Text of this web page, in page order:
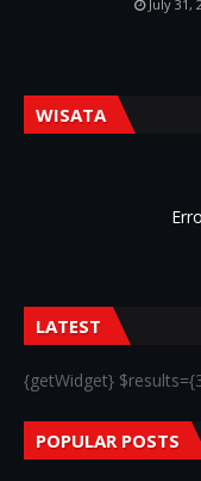
July 31,
WISATA
LATEST
{getWidget}
POPULAR POSTS